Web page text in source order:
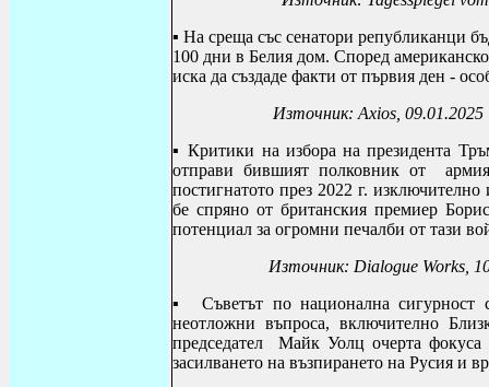
▪ На среща със сенатори републиканци
100 дни в Белия дом. Според
иска да създаде факти от първия ден -
Източник: Axios, 09.01.2025
▪Критики на избора на президента
отправи бившият полковник от
постигнатото през 2022 г.
бе спряно от британския премиер
потенциал за огромни печалби от тази
Източник: Dialogue Works ,
▪ Съветът по национална сигурност
неотложни въпроса, включително
председател Майк Уолц очерта фокуса
засилването на възпирането на Русия и